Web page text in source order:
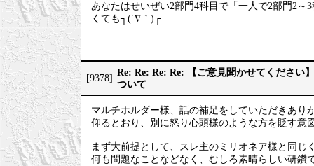
あなたはせいぜい2部門4科目で「一人で2部門2
くても┐(´∇｀)┌
[9378]
Re: Re: Re: Re: 【ご意見聞かせてください
ついて
マルチホルダー様、話の補足をしていただきあり
仰るとおり、別に怒り心頭様のような方を貶す意
まず大前提として、スレ主のミリオネア様と同じ
何も問題なことなどなく、むしろ素晴らしい研鑽